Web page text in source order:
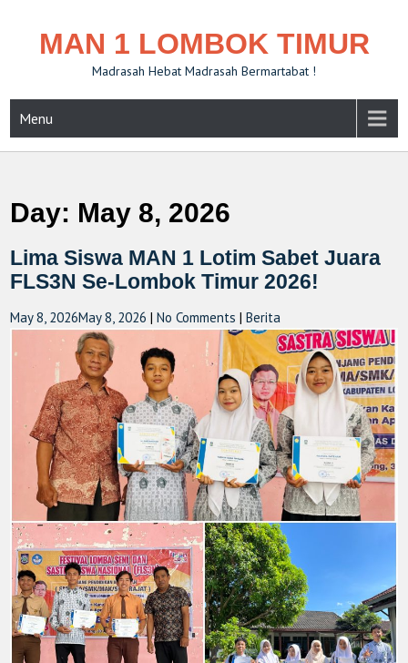
MAN 1 LOMBOK TIMUR
Madrasah Hebat Madrasah Bermartabat !
Menu
Day: May 8, 2026
Lima Siswa MAN 1 Lotim Sabet Juara
FLS3N Se-Lombok Timur 2026!
May 8, 2026May 8, 2026 |No Comments |Berita